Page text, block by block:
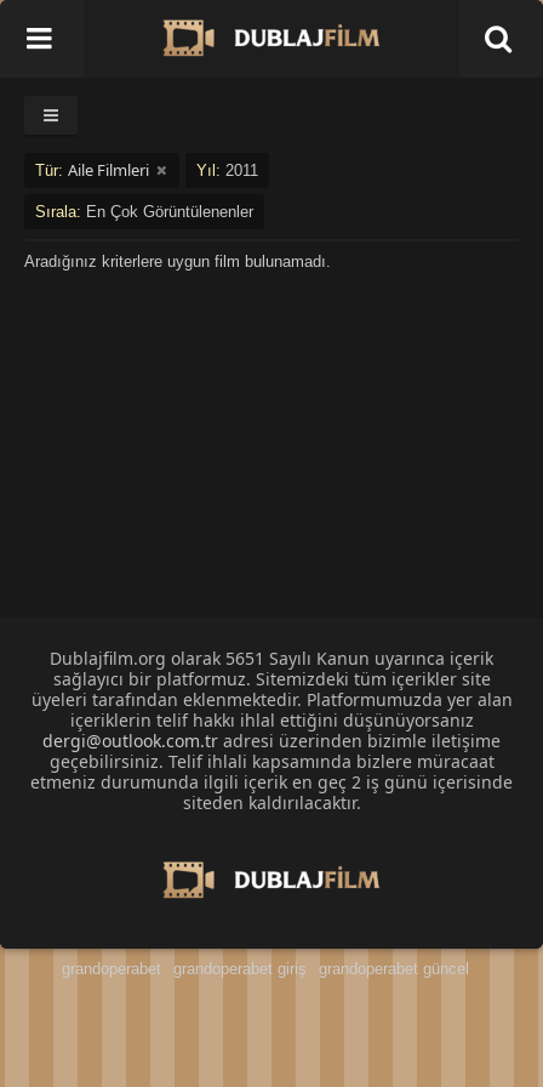
Tür: Aile Filmleri Yıl: 2011
Sırala: En Çok Görüntülenenler
Aradığınız kriterlere uygun film bulunamadı.
Dublajfilm.org olarak 5651 Sayılı Kanun uyarınca içerik
sağlayıcı bir platformuz. Sitemizdeki tüm içerikler site
üyeleri tarafından eklenmektedir. Platformumuzda yer alan
içeriklerin telif hakkı ihlal ettiğini düşünüyorsanız
dergi@outlook.com.tr adresi üzerinden bizimle iletişime
geçebilirsiniz. Telif ihlali kapsamında bizlere müracaat
etmeniz durumunda ilgili içerik en geç 2 iş günü içerisinde
siteden kaldırılacaktır.
grandoperabet grandoperabet giriş grandoperabet güncel